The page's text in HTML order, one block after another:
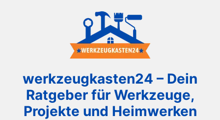
werkzeugkasten24 – Dein
Ratgeber für Werkzeuge,
Projekte und Heimwerken